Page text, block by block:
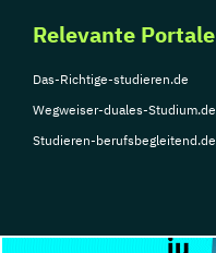
Relevante Portale
Das-Richtige-studieren.de
Wegweiser-duales-Studium.de
Studieren-berufsbegleitend.de